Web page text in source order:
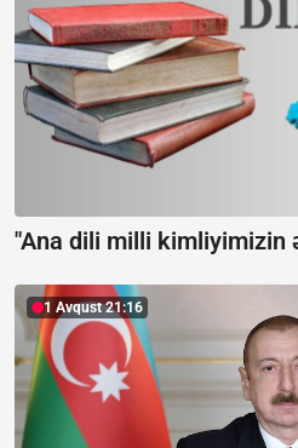
"Ana dili milli kimliyimizin
1 Avqust 21:16